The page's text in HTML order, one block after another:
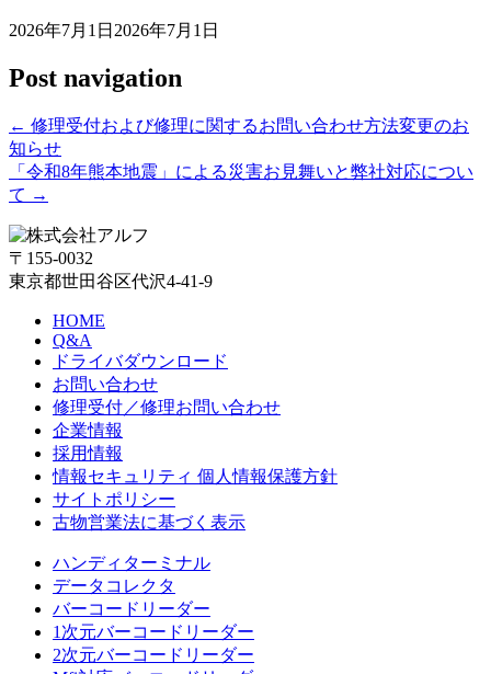
2026年7月1日 2026年7月1日
Post navigation
← 修理受付および修理に関するお問い合わせ方法変更のお
知らせ
「令和8年熊本地震」による災害お見舞いと弊社対応につい
て →
〒155-0032
東京都世田谷区代沢4-41-9
HOME
Q&A
ドライバダウンロード
お問い合わせ
修理受付／修理お問い合わせ
企業情報
採用情報
情報セキュリティ 個人情報保護方針
サイトポリシー
古物営業法に基づく表示
ハンディターミナル
データコレクタ
バーコードリーダー
1次元バーコードリーダー
2次元バーコードリーダー